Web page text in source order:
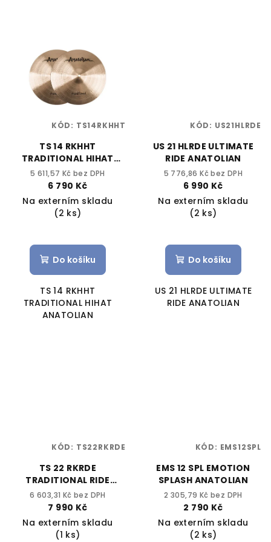
TS 14 RKHHT
TRADITIONAL HIHAT
ANATOLIAN
5 611,57 Kč bez DPH
6 790 Kč
Na externím skladu
(2 ks)
Do košíku
TS 14 RKHHT
TRADITIONAL HIHAT
ANATOLIAN
KÓD: TS14RKHHT
US 21 HLRDE ULTIMATE
RIDE ANATOLIAN
5 776,86 Kč bez DPH
6 990 Kč
Na externím skladu
(2 ks)
Do košíku
US 21 HLRDE ULTIMATE
RIDE ANATOLIAN
KÓD: US21HLRDE
TS 22 RKRDE
TRADITIONAL RIDE
ANATOLIAN
6 603,31 Kč bez DPH
7 990 Kč
Na externím skladu
(1 ks)
KÓD: TS22RKRDE
EMS 12 SPL EMOTION
SPLASH ANATOLIAN
2 305,79 Kč bez DPH
2 790 Kč
Na externím skladu
(2 ks)
KÓD: EMS12SPL